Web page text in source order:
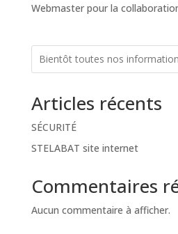
Webmaster pour la
Articles récents
SÉCURITÉ
STELABAT site internet
Commentaires
Aucun commentaire à afficher.